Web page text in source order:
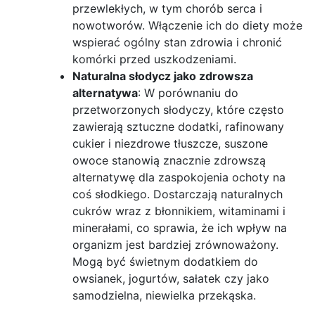
przewlekłych, w tym chorób serca i
nowotworów. Włączenie ich do diety może
wspierać ogólny stan zdrowia i chronić
komórki przed uszkodzeniami.
Naturalna słodycz jako zdrowsza
alternatywa: W porównaniu do
przetworzonych słodyczy, które często
zawierają sztuczne dodatki, rafinowany
cukier i niezdrowe tłuszcze, suszone
owoce stanowią znacznie zdrowszą
alternatywę dla zaspokojenia ochoty na
coś słodkiego. Dostarczają naturalnych
cukrów wraz z błonnikiem, witaminami i
minerałami, co sprawia, że ich wpływ na
organizm jest bardziej zrównoważony.
Mogą być świetnym dodatkiem do
owsianek, jogurtów, sałatek czy jako
samodzielna, niewielka przekąska.